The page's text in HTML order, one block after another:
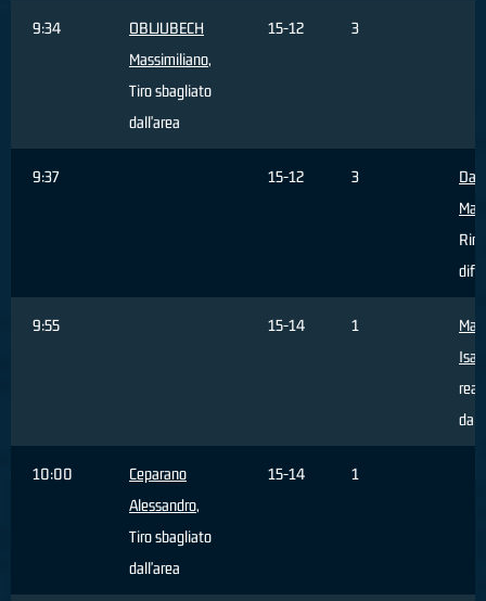
9:34
OBLJUBECH
Massimiliano,
Tiro sbagliato
dall'area
15-12 3
9:37 15-12 3
Da
9:55 15-14 1
10:00
Ceparano
Alessandro,
Tiro sbagliato
dall'area
15-14 1